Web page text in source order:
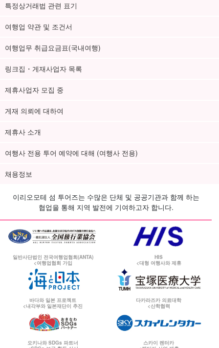
특정상거래법 관련 표기
여행업 약관 및 조건서
여행업무 취급요금표(국내여행)
링크집・게재사업자 목록
제휴사업자 모집 중
게재 의뢰에 대하여
제휴사 소개
여행사 전용 투어 예약에 대해 (여행사 전용)
채용정보
이리오모테 섬 투어즈는 수많은 단체 및 공공기관과 함께 하는
협업을 통해 지역 발전에 기여하고자 합니다.
일반사단법인 전국여행업협회(ANTA)
<여행업협회 가입
HIS
<대형 여행사와 제휴
바다와 일본 프로젝트
<내각부와 일본재단이 추진
다카라즈카 의료대학
<산학협력
오키나와 SDGs 파트너
스카이 렌터카